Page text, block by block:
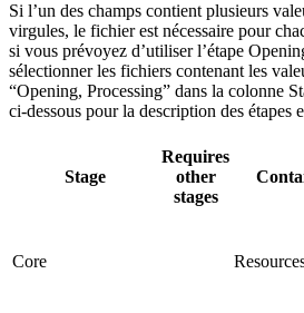
Si l’un des champs contient plusieurs
virgules, le fichier est nécessaire pour
si vous prévoyez d’utiliser l’étape
sélectionner les fichiers contenant les
“Opening, Processing” dans la colonne
ci-dessous pour la description des étapes
Stage
Requires
other
stages
Core